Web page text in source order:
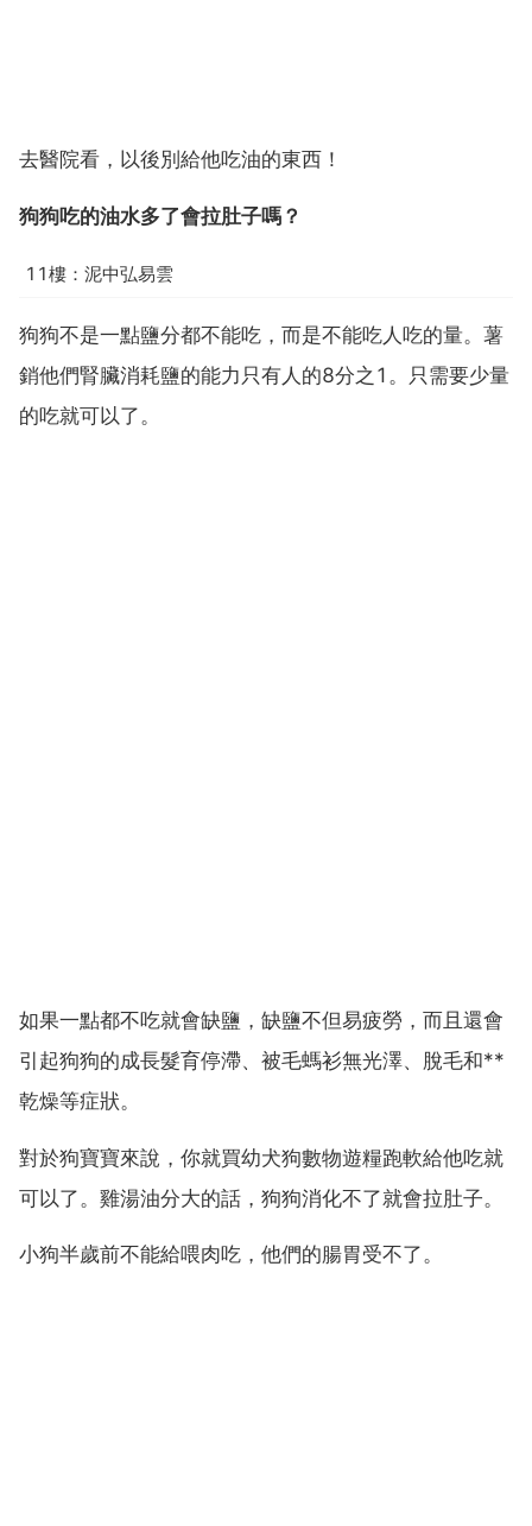
去醫院看，以後別給他吃油的東西！
狗狗吃的油水多了會拉肚子嗎？
11樓：泥中弘易雲
狗狗不是一點鹽分都不能吃，而是不能吃人吃的量。薯
銷他們腎臟消耗鹽的能力只有人的8分之1。只需要少量
的吃就可以了。
如果一點都不吃就會缺鹽，缺鹽不但易疲勞，而且還會
引起狗狗的成長髮育停滯、被毛螞衫無光澤、脫毛和**
乾燥等症狀。
對於狗寶寶來說，你就買幼犬狗數物遊糧跑軟給他吃就
可以了。雞湯油分大的話，狗狗消化不了就會拉肚子。
小狗半歲前不能給喂肉吃，他們的腸胃受不了。